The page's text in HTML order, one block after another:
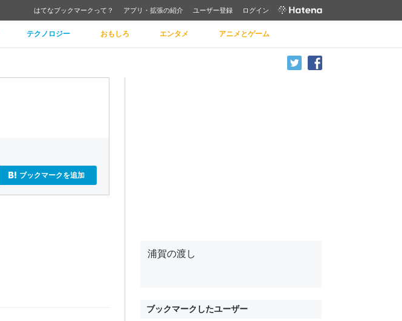
はてなブックマークって？ アプリ・拡張の紹介 ユーザー登録 ログイン
テクノロジー おもしろ エンタメ アニメとゲーム
ブックマークを追加
浦賀の渡し
ブックマークしたユーザー